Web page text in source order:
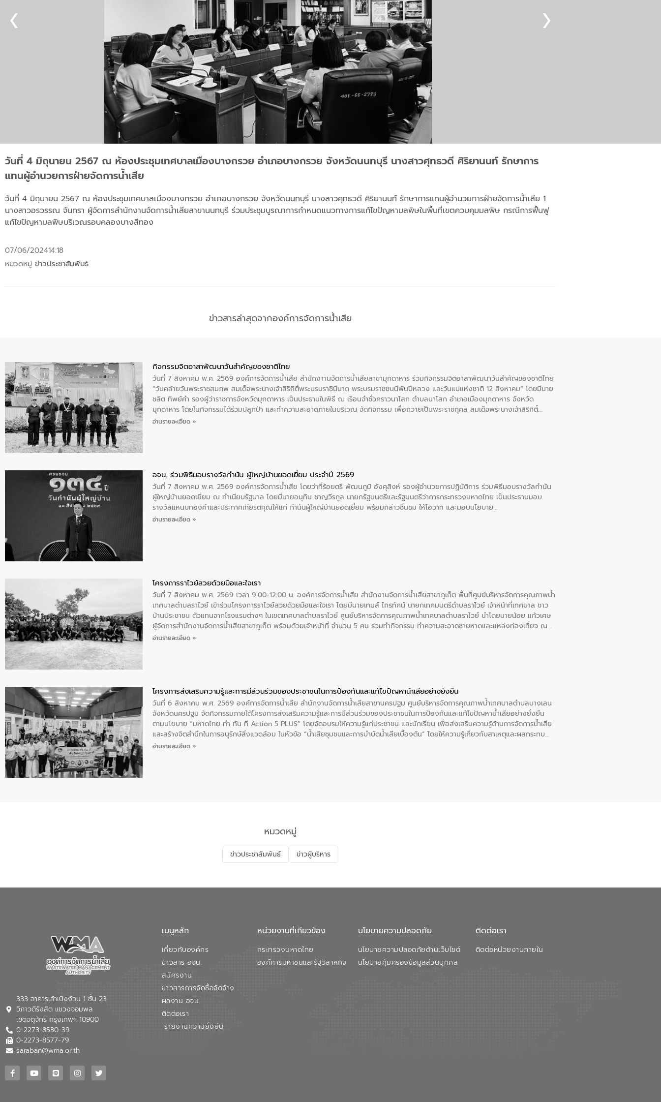
วันที่ 4 มิถุนายน 2567 ณ ห้องประชุมเทศบาลเมืองบางกรวย อำเภอบางกรวย จังหวัดนนทบุรี นางสาวศุทธวดี ศิริยานนท์ รักษาการ
แทนผู้อำนวยการฝ่ายจัดการน้ำเสีย
วันที่ 4 มิถุนายน 2567 ณ ห้องประชุมเทศบาลเมืองบางกรวย อำเภอบางกรวย จังหวัดนนทบุรี นางสาวศุทธวดี ศิริยานนท์ รักษาการแทนผู้อำนวยการฝ่ายจัดการน้ำเสีย 1
นางสาวอรวรรณ จันทรา ผู้จัดการสำนักงานจัดการน้ำเสียสาขานนทบุรี ร่วมประชุมบูรณาการกำหนดแนวทางการแก้ไขปัญหามลพิษในพื้นที่เขตควบคุมมลพิษ กรณีการฟื้นฟู
แก้ไขปัญหามลพิษบริเวณรอบคลองบางสีทอง
07/06/202414:18
หมวดหมู่ ข่าวประชาสัมพันธ์
ข่าวสารล่าสุดจากองค์การจัดการน้ำเสีย
กิจกรรมจิตอาสาพัฒนาวันสําคัญของชาติไทย
วันที่ 7 สิงหาคม พ.ศ. 2569 องค์การจัดการน้ำเสีย สำนักงาานจัดการน้ำเสียสาขามุกดาหาร ร่วมกิจกรรมจิตอาสาพัฒนาวันสําคัญของชาติไทย
“วันคล้ายวันพระราชสมภพ สมเด็จพระนางเจ้าสิริกิติ์พระบรมราชินีนาถ พระบรมราชชนนีพันปีหลวง และวันแม่แห่งชาติ 12 สิงหาคม” โดยมีนาย
ชลิต ทิพย์คำ รองผู้ว่าราชการจังหวัดมุกดาหาร เป็นประธานในพิธี ณ เรือนจําชั่วคราวนาโสก ตําบลนาโสก อําเภอเมืองมุกดาหาร จังหวัด
มุกดาหาร โดยในกิจกรรมได้ร่วมปลูกป่า และทําความสะอาดภายในบริเวณ จัดกิจกรรม เพื่อถวายเป็นพระราชกุศล สมเด็จพระนางเจ้าสิริกิติ์
พระบรมราชินีนาถ พระบรมราชชนนีพันปีหลวง พร้อมถวายสัจปฏิญาณ ทำความดีด้วยหัวใจ
อ่านรายละเอียด »
อจน. ร่วมพิธีมอบรางวัลกำนัน ผู้ใหญ่บ้านยอดเยี่ยม ประจำปี 2569
วันที่ 7 สิงหาคม พ.ศ. 2569 องค์การจัดการน้ำเสีย โดยว่าที่ร้อยตรี พัฒนภูมิ อังศุสิงห์ รองผู้อำนวยการปฏิบัติการ ร่วมพิธีมอบรางวัลกำนัน
ผู้ใหญ่บ้านยอดเยี่ยม ณ ทำเนียบรัฐบาล โดยมีนายอนุทิน ชาญวีรกูล นายกรัฐมนตรีและรัฐมนตรีว่าการกระทรวงมหาดไทย เป็นประธานมอบ
รางวัลแหนบทองคำและประกาศเกียรติคุณให้แก่ กำนันผู้ใหญ่บ้านยอดเยี่ยม พร้อมกล่าวชื่นชม ให้โอวาท และมอบนโยบาย
อ่านรายละเอียด »
โครงการราไวย์สวยด้วยมือและใจเรา
วันที่ 7 สิงหาคม พ.ศ. 2569 เวลา 9:00-12:00 น. องค์การจัดการน้ำเสีย สำนักงานจัดการน้ำเสียสาขาภูเก็ต พื้นที่ศูนย์บริหารจัดการคุณภาพน้ำ
เทศบาลตำบลราไวย์ เข้าร่วมโครงการราไวย์สวยด้วยมือและใจเรา โดยมีนายเทมส์ ไกรทัศน์ นายกเทศมนตรีตำบลราไวย์ เจ้าหน้าที่เทศบาล ชาว
บ้านประชาชน ตัวแทนจากโรงแรมต่างๆ ในเขตเทศบาลตำบลราไวย์ ศูนย์บริหารจัดการคุณภาพน้ำเทศบาลตำบลราไวย์ นำโดยนายน้อย แก้วเศษ
ผู้จัดการสำนักงานจัดการน้ำเสียสาขาภูเก็ต พร้อมด้วยเจ้าหน้าที่ จำนวน 5 คน ร่วมทำกิจกรรม ทำความสะอาดชายหาดและแหล่งท่องเที่ยว ณ
บริเวณแหลมพรหมเทพ หมู่ที่ 6 ตำบลราไวย์ อำเภอเมือง จังหวัดภูเก็ต
อ่านรายละเอียด »
โครงการส่งเสริมความรู้และการมีส่วนร่วมของประชาชนในการป้องกันและแก้ไขปัญหาน้ำเสียอย่างยั่งยืน
วันที่ 6 สิงหาคม พ.ศ. 2569 องค์การจัดการน้ำเสีย สำนักงานจัดการน้ำเสียสาขานครปฐม ศูนย์บริหารจัดการคุณภาพน้ำเทศบาลตำบลบางเลน
จังหวัดนครปฐม จัดกิจกรรมภายใต้โครงการส่งเสริมความรู้และการมีส่วนร่วมของประชาชนในการป้องกันและแก้ไขปัญหาน้ำเสียอย่างยั่งยืน
ตามนโยบาย “มหาดไทย ทำ ทัน ที Action 5 PLUS” โดยจัดอบรมให้ความรู้แก่ประชาชน และนักเรียน เพื่อส่งเสริมความรู้ด้านการจัดการน้ำเสีย
และสร้างจิตสำนึกในการอนุรักษ์สิ่งแวดล้อม ในหัวข้อ “น้ำเสียชุมชนและการบำบัดน้ำเสียเบื้องต้น” โดยให้ความรู้เกี่ยวกับสาเหตุและผลกระทบ
ของน้ำเสีย แนวทางการลดการเกิดน้ำเสียจากแหล่งกำเนิด การบำบัดน้ำเสียเบื้องต้นในครัวเรือน ณ เทศบาลตำบลบางเลน จังหวัดนครปฐม
อ่านรายละเอียด »
หมวดหมู่
ข่าวประชาสัมพันธ์ ข่าวผู้บริหาร
333 อาคารเล้าเป้งง้วน 1 ชั้น 23
วิภาวดีรังสิต แขวงจอมพล
เขตจตุจักร กรุงเทพฯ 10900
0-2273-8530-39
0-2273-8577-79
saraban@wma.or.th
เมนูหลัก
เกี่ยวกับองค์กร
ข่าวสาร อจน.
สมัครงาน
ข่าวสารการจัดซื้อจัดจ้าง
ผลงาน อจน.
ติดต่อเรา
รายงานความยั่งยืน
หน่วยงานที่เกียวข้อง
กระทรวงมหาดไทย
องค์การมหาชนและรัฐวิสาหกิจ
นโยบายความปลอดภัย
นโยบายความปลอดภัยด้านเว็บไซต์
นโยบายคุ้มครองข้อมูลส่วนบุคคล
ติดต่อเรา
ติดต่อหน่วยงานภายใน